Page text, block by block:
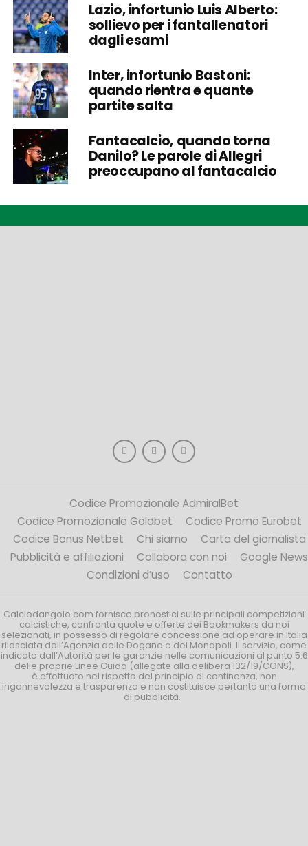
Lazio, infortunio Luis Alberto:
sollievo per i fantallenatori
dagli esami
Inter, infortunio Bastoni:
quando rientra e quante
partite salta
Fantacalcio, quando torna
Danilo? Le parole di Allegri
preoccupano al fantacalcio
Codice Promozionale AdmiralBet
Codice Promozionale Goldbet
Codice Promo Eurobet
Codice Bonus Netbet
Chi siamo
Carta del giornalista
Pubblicità e affiliazioni
Collabora con noi
Google News
Condizioni d’uso
Contatto
Calciodangolo.com fornisce pronostici sulle principali competizioni
calcistiche, confronta quote e offerte dei Bookmakers da noi
selezionati, in possesso di regolare concessione ad operare in Italia
rilasciata dall’Agenzia delle Dogane e dei Monopoli. Il servizio, come
indicato dall’Autorità per le garanzie nelle comunicazioni al punto 5.6
delle proprie Linee Guida (allegate alla delibera 132/19/CONS),
è effettuato nel rispetto del principio di continenza, non
ingannevolezza e trasparenza e non costituisce pertanto una forma
di pubblicità.